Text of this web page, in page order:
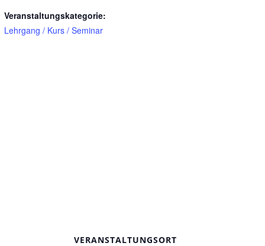
Veranstaltungskategorie:
Lehrgang / Kurs / Seminar
VERANSTALTUNGSORT